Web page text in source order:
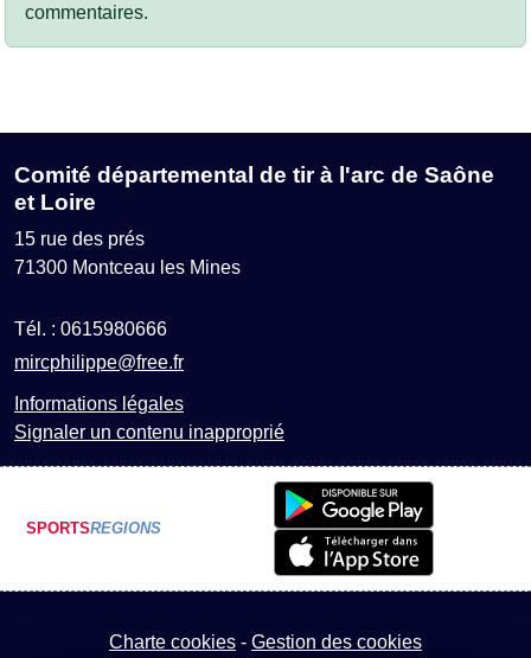
commentaires.
Comité départemental de tir à l'arc de Saône
et Loire
15 rue des prés
71300 Montceau les Mines
Tél. : 0615980666
mircphilippe@free.fr
Informations légales
Signaler un contenu inapproprié
SPORTSREGIONS
Charte cookies Gestion des cookies